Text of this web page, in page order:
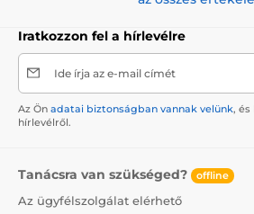
Iratkozzon fel a hírlevélre
Ide írja az e-mail címét
Az Ön adatai biztonságban vannak velünk,
hírlevélről.
Tanácsra van szükséged? offline
Az ügyfélszolgálat elérhető